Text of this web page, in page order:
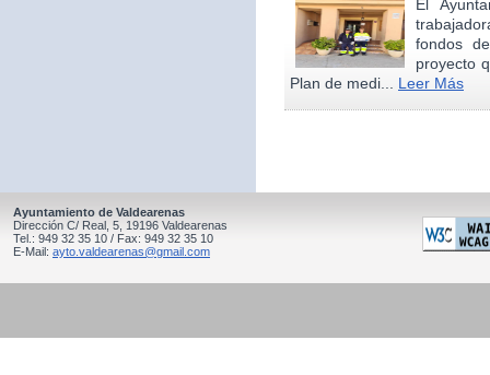
El
fondos
proyecto
Plan de medi... Leer Más
Ayuntamiento de Valdearenas
Dirección C/ Real, 5, 19196 Valdearenas
Tel.: 949 32 35 10 / Fax: 949 32 35 10
E-Mail: ayto.valdearenas@gmail.com